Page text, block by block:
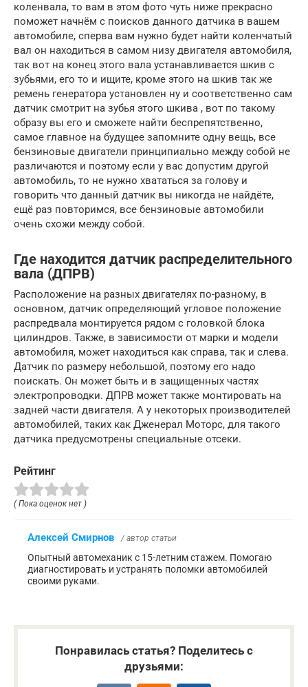
коленвала, то вам в этом фото чуть ниже прекрасно
поможет начнём с поисков данного датчика в вашем
автомобиле, сперва вам нужно будет найти коленчатый
вал он находиться в самом низу двигателя автомобиля,
так вот на конец этого вала устанавливается шкив с
зубьями, его то и ищите, кроме этого на шкив так же
ремень генератора установлен ну и соответственно сам
датчик смотрит на зубья этого шкива , вот по такому
образу вы его и сможете найти беспрепятственно,
самое главное на будущее запомните одну вещь, все
бензиновые двигатели принципиально между собой не
различаются и поэтому если у вас допустим другой
автомобиль, то не нужно хвататься за голову и
говорить что данный датчик вы никогда не найдёте,
ещё раз повторимся, все бензиновые автомобили
очень схожи между собой.
Где находится датчик распределительного
вала (ДПРВ)
Расположение на разных двигателях по-разному, в
основном, датчик определяющий угловое положение
распредвала монтируется рядом с головкой блока
цилиндров. Также, в зависимости от марки и модели
автомобиля, может находиться как справа, так и слева.
Датчик по размеру небольшой, поэтому его надо
поискать. Он может быть и в защищенных частях
электропроводки. ДПРВ может также монтировать на
задней части двигателя. А у некоторых производителей
автомобилей, таких как Дженерал Моторс, для такого
датчика предусмотрены специальные отсеки.
Рейтинг
( Пока оценок нет )
Алексей Смирнов / автор статьи
Опытный автомеханик с 15-летним стажем. Помогаю
диагностировать и устранять поломки автомобилей
своими руками.
Понравилась статья? Поделитесь с
друзьями: